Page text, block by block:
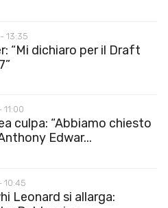
13:35
“Mi dichiaro per il Draft
culpa: “Abbiamo chiesto
Edwar...
10:45
Leonard si allarga: